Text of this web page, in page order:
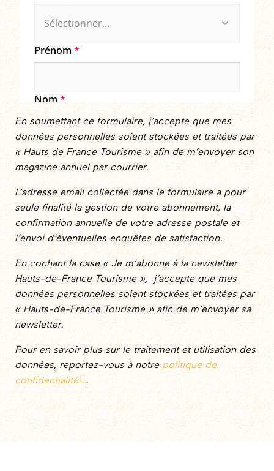
En soumettant ce formulaire, j’accepte que mes
données personnelles soient stockées et traitées par
« Hauts de France Tourisme » afin de m’envoyer son
magazine annuel par courrier.
L’adresse email collectée dans le formulaire a pour
seule finalité la gestion de votre abonnement, la
confirmation annuelle de votre adresse postale et
l’envoi d’éventuelles enquêtes de satisfaction.
En cochant la case « Je m’abonne à la newsletter
Hauts-de-France Tourisme », j’accepte que mes
données personnelles soient stockées et traitées par
« Hauts-de-France Tourisme » afin de m’envoyer sa
newsletter.
Pour en savoir plus sur le traitement et utilisation des
données, reportez-vous à notrepolitique de
confidentialité
.